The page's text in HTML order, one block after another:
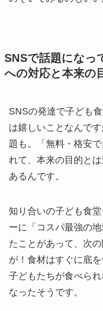
SNSで話題になっ
への対応と本来の
SNSの発達で子ども
は嬉しいことなんで
題も。「無料・格安
れて、本来の目的と
あるんです。
知り合いの子ども食
ーに「コスパ最強の
たことがあって、次
が！食材はすぐに底
子どもたちが食べら
なったそうです。